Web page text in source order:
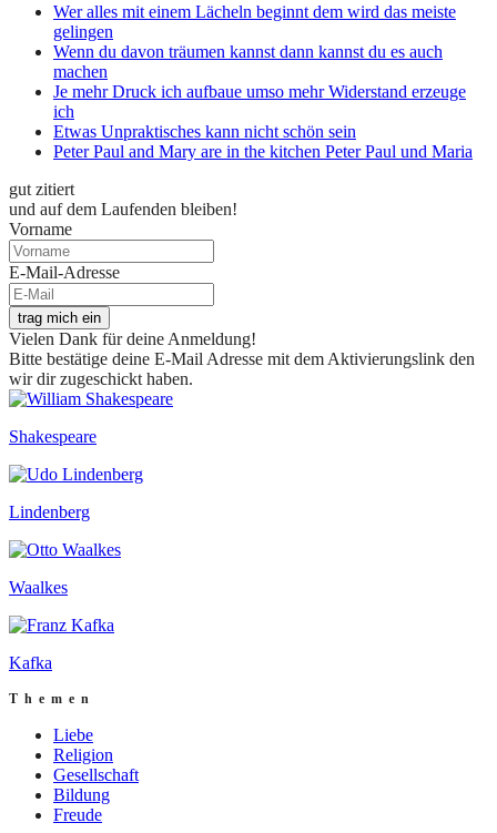
Wer alles mit einem Lächeln beginnt dem wird das meiste
gelingen
Wenn du davon träumen kannst dann kannst du es auch
machen
Je mehr Druck ich aufbaue umso mehr Widerstand erzeuge
ich
Etwas Unpraktisches kann nicht schön sein
Peter Paul and Mary are in the kitchen Peter Paul und Maria
gut zitiert
und auf dem Laufenden bleiben!
Vorname
E-Mail-Adresse
trag mich ein
Vielen Dank für deine Anmeldung!
Bitte bestätige deine E-Mail Adresse mit dem Aktivierungslink den
wir dir zugeschickt haben.
Shakespeare
Lindenberg
Waalkes
Kafka
Themen
Liebe
Religion
Gesellschaft
Bildung
Freude